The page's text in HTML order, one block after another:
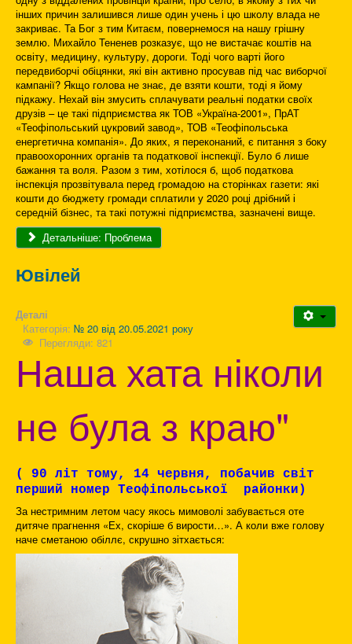
інших причин залишився лише один учень і цю школу влада не
закриває. Та Бог з тим Китаєм, повернемося на нашу грішну
землю. Михайло Тененев розказує, що не вистачає коштів на
освіту, медицину, культуру, дороги. Тоді чого варті його
передвиборчі обіцянки, які він активно просував під час виборчої
кампанії? Якщо голова не знає, де взяти кошти, тоді я йому
підкажу. Нехай він змусить сплачувати реальні податки своїх
друзів – це такі підприємства як ТОВ «Україна-2001», ПрАТ
«Теофіпольський цукровий завод», ТОВ «Теофіпольська
енергетична компанія». До яких, я переконаний, є питання з боку
правоохоронних органів та податкової інспекції. Було б лише
бажання та воля. Разом з тим, хотілося б, щоб податкова
інспекція прозвітувала перед громадою на сторінках газети: які
кошти до бюджету громади сплатили у 2020 році дрібний і
середній бізнес, та такі потужні підприємства, зазначені вище.
Детальніше: Проблема
Ювілей
Деталі
Категорія: № 20 від 20.05.2021 року
Перегляди: 821
Наша хата ніколи
не була з краю"
( 90 літ тому, 14 червня, побачив світ
перший номер Теофіпольської районки)
За нестримним летом часу якось мимоволі забувається оте
дитяче прагнення «Ех, скоріше б вирости…». А коли вже голову
наче сметаною обіллє, скрушно зітхається: